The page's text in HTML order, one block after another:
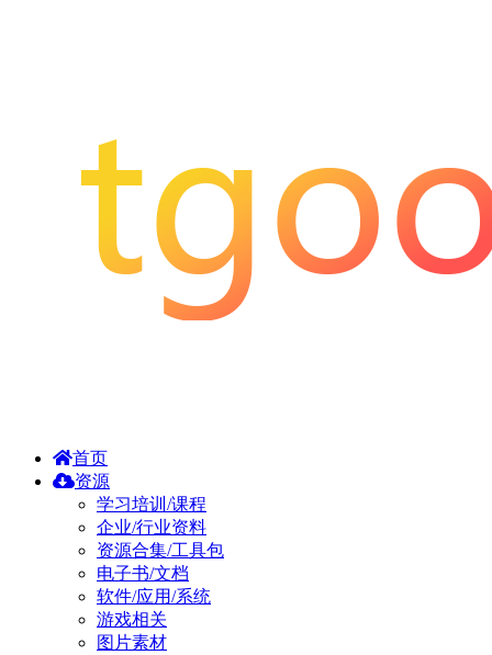
首页
资源
学习培训/课程
企业/行业资料
资源合集/工具包
电子书/文档
软件/应用/系统
游戏相关
图片素材